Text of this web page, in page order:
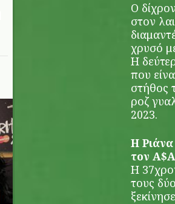
Ο
στον
χρυσό
Η
που
στήθος
ροζ
2023.
Η
τον
Η
τους